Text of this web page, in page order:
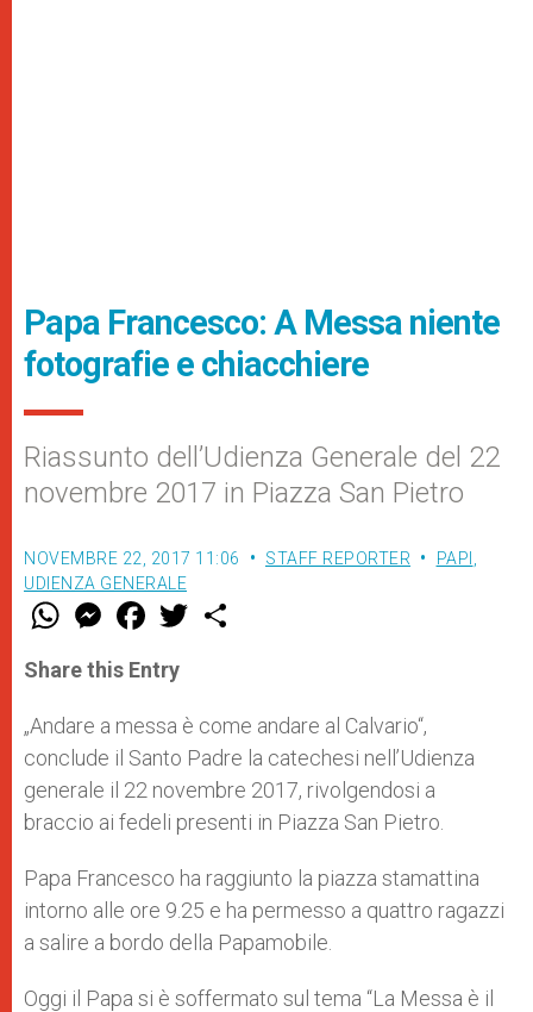
Papa Francesco: A Messa niente
fotografie e chiacchiere
Riassunto dell’Udienza Generale del 22
novembre 2017 in Piazza San Pietro
NOVEMBRE 22, 2017 11:06 STAFF REPORTER PAPI
UDIENZA GENERALE
W
t
s
p
p
M
e
s
e
g
e
r
F
a
e
b
o
k
w
Share this Entry
„Andare a messa è come andare al Calvario“,
conclude il Santo Padre la catechesi nell’Udienza
generale il 22 novembre 2017, rivolgendosi a
braccio ai fedeli presenti in Piazza San Pietro.
Papa Francesco ha raggiunto la piazza stamattina
intorno alle ore 9.25 e ha permesso a quattro ragazzi
a salire a bordo della Papamobile.
Oggi il Papa si è soffermato sul tema “La Messa è il